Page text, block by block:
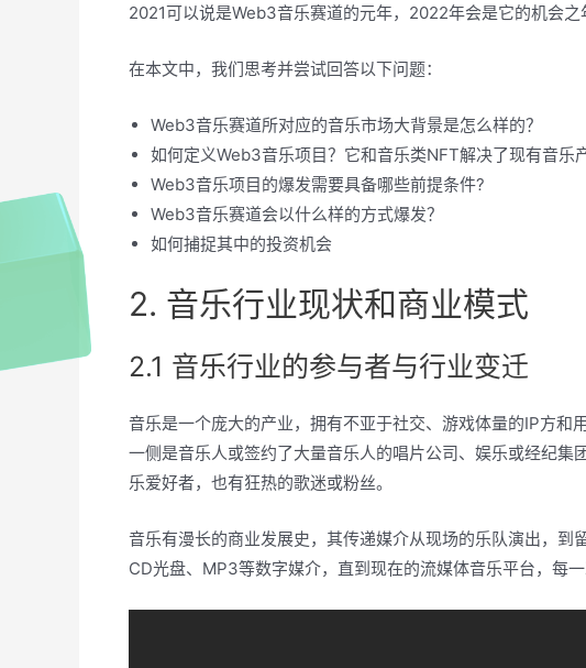
2021可以说是Web3音乐赛道的元年，2022年会是它的机会之
在本文中，我们思考并尝试回答以下问题：
Web3音乐赛道所对应的音乐市场大背景是怎么样的？
如何定义Web3音乐项目？它和音乐类NFT解决了现有音乐
Web3音乐项目的爆发需要具备哪些前提条件?
Web3音乐赛道会以什么样的方式爆发？
如何捕捉其中的投资机会
2. 音乐行业现状和商业模式
2.1 音乐行业的参与者与行业变迁
音乐是一个庞大的产业，拥有不亚于社交、游戏体量的IP方和
一侧是音乐人或签约了大量音乐人的唱片公司、娱乐或经纪
乐爱好者，也有狂热的歌迷或粉丝。
音乐有漫长的商业发展史，其传递媒介从现场的乐队演出，到
CD光盘、MP3等数字媒介，直到现在的流媒体音乐平台，每